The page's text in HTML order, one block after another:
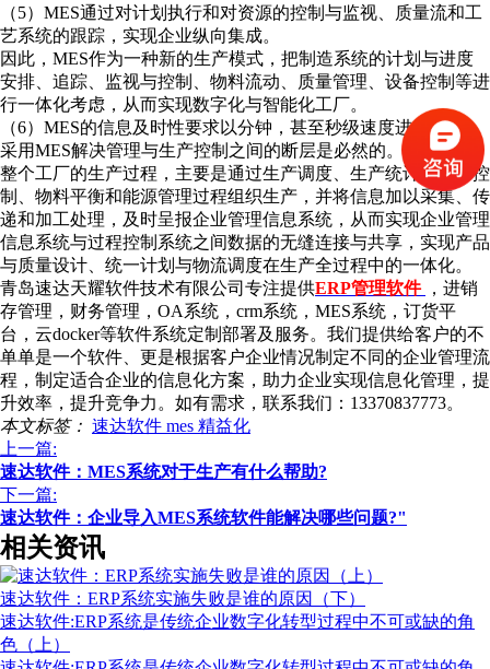
（5）MES通过对计划执行和对资源的控制与监视、质量流和工
艺系统的跟踪，实现企业纵向集成。
因此，MES作为一种新的生产模式，把制造系统的计划与进度
安排、追踪、监视与控制、物料流动、质量管理、设备控制等进
行一体化考虑，从而实现数字化与智能化工厂。
（6）MES的信息及时性要求以分钟，甚至秒级速度进行反应。
采用MES解决管理与生产控制之间的断层是必然的。MES关注
整个工厂的生产过程，主要是通过生产调度、生产统计、成本控
制、物料平衡和能源管理过程组织生产，并将信息加以采集、传
递和加工处理，及时呈报企业管理信息系统，从而实现企业管理
信息系统与过程控制系统之间数据的无缝连接与共享，实现产品
与质量设计、统一计划与物流调度在生产全过程中的一体化。
青岛速达天耀软件技术有限公司专注提供ERP管理软件
，进销
存管理，财务管理，OA系统，crm系统，MES系统，订货平
台，云docker等软件系统定制部署及服务。我们提供给客户的不
单单是一个软件、更是根据客户企业情况制定不同的企业管理流
程，制定适合企业的信息化方案，助力企业实现信息化管理，提
升效率，提升竞争力。如有需求，联系我们：13370837773。
本文标签： 速达软件 mes 精益化
上一篇:
速达软件：MES系统对于生产有什么帮助?
下一篇:
速达软件：企业导入MES系统软件能解决哪些问题?"
相关资讯
速达软件：ERP系统实施失败是谁的原因（下）
速达软件:ERP系统是传统企业数字化转型过程中不可或缺的角
色（上）